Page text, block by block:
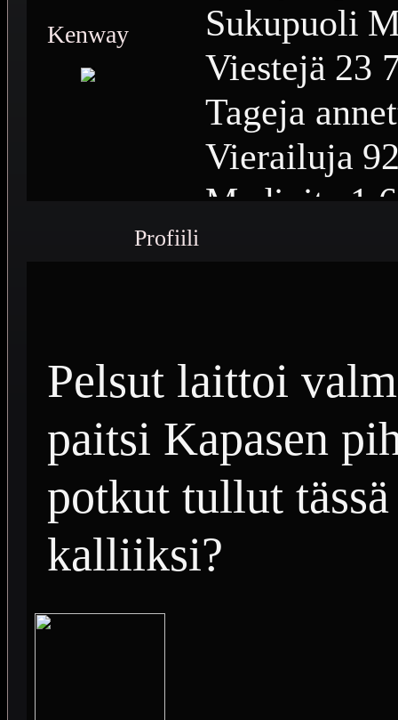
Kenway
Sukupuoli
Viestejä 23
Tageja
Vierailuja
Medioita
1
Profiili
Pelsut laittoi
paitsi Kapasen
potkut tullut
kalliiksi?